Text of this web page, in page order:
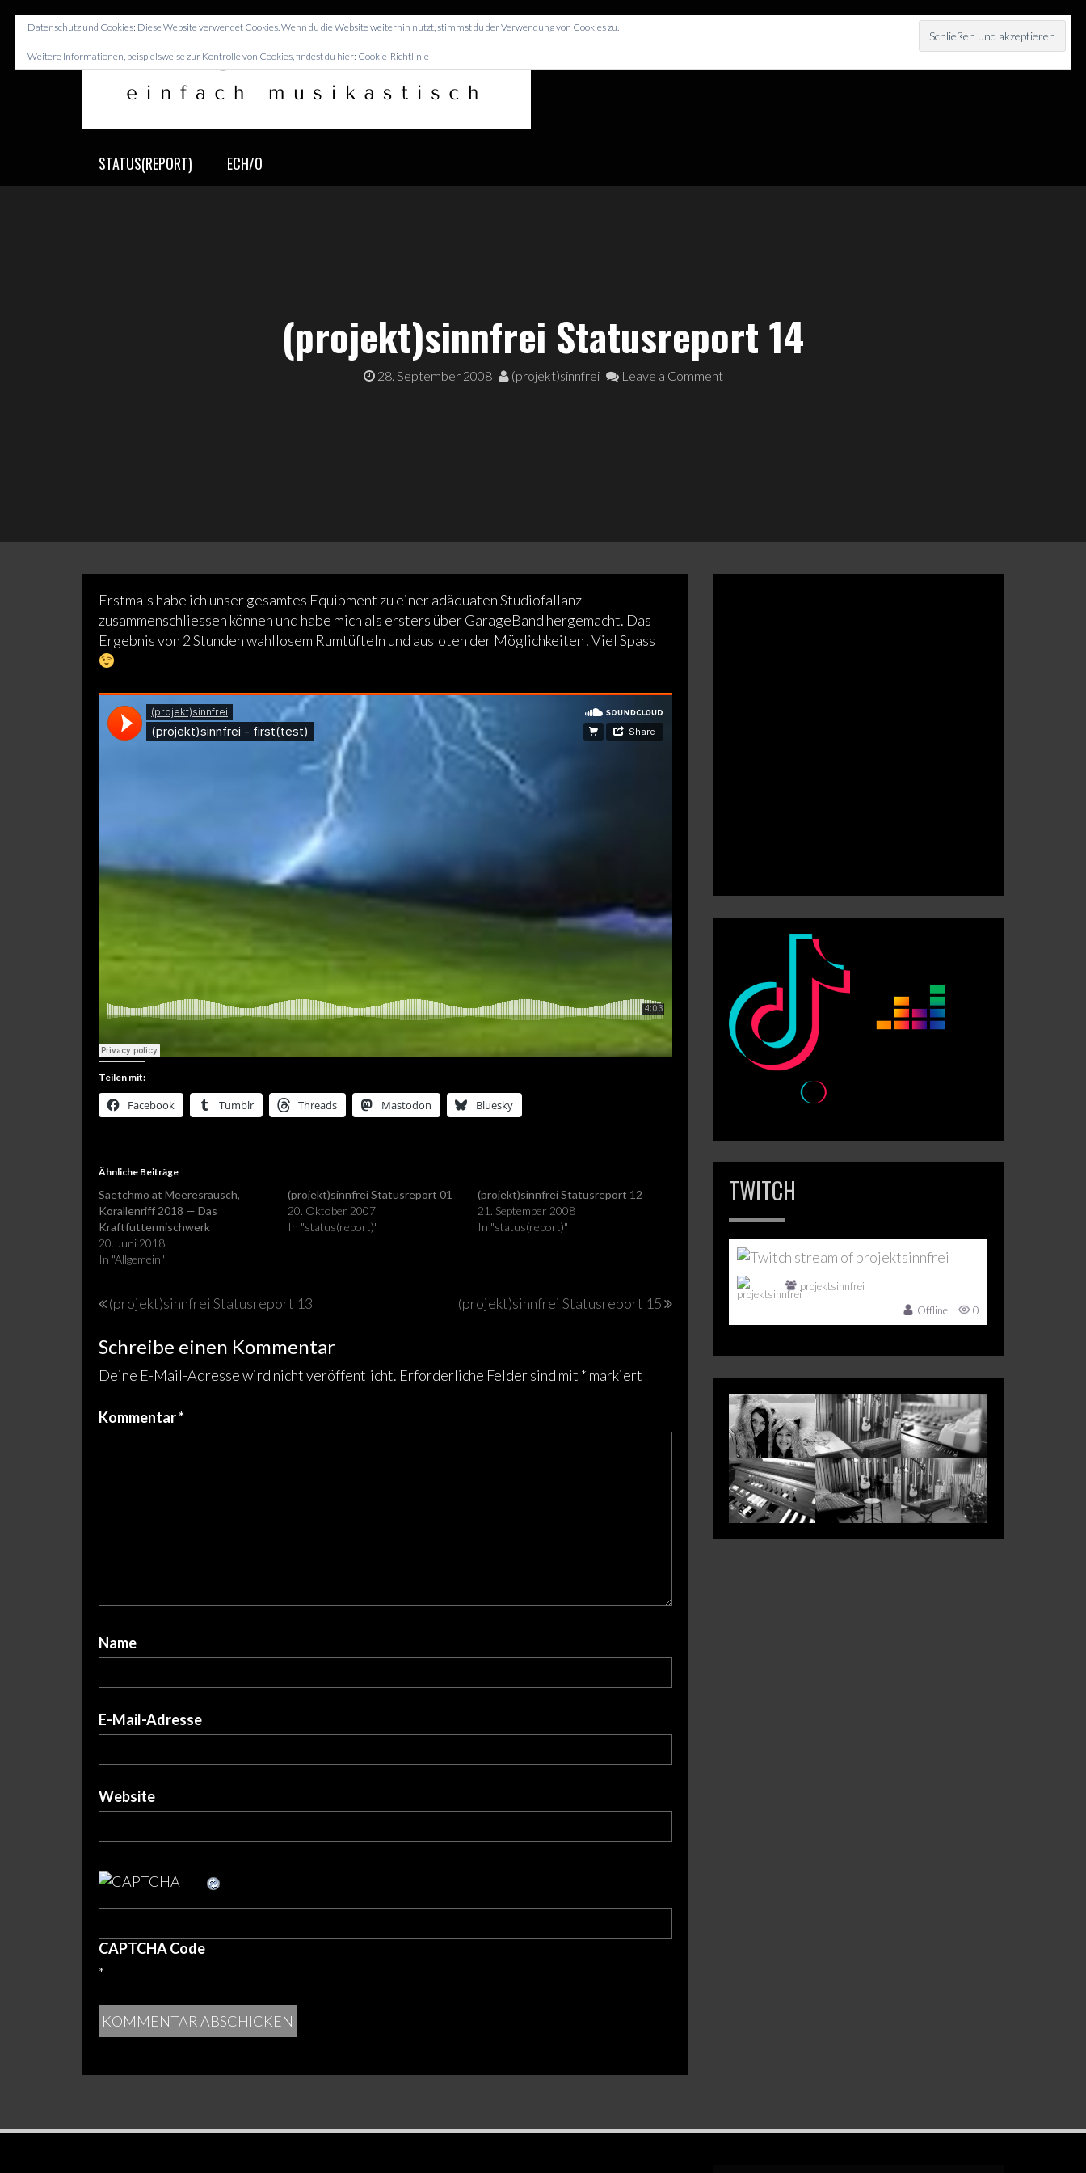
content
(PROJEKT)SINNFREI
einfach musikastisch
STATUS(REPORT) ECH/O
(projekt)sinnfrei Statusreport 14
28. September 2008 (projekt)sinnfrei Leave a Comment
Erstmals habe ich unser gesamtes Equipment zu einer adäquaten Studiofallanz
zusammenschliessen können und habe mich als ersters über GarageBand hergemacht. Das
Ergebnis von 2 Stunden wahllosem Rumtüfteln und ausloten der Möglichkeiten! Viel Spass
Teilen mit:
Facebook Tumblr Threads Mastodon Bluesky
Ähnliche Beiträge
Saetchmo at Meeresrausch,
Korallenriff 2018 — Das
Kraftfuttermischwerk
20. Juni 2018
In "Allgemein"
(projekt)sinnfrei Statusreport 01
20. Oktober 2007
In "status(report)"
(projekt)sinnfrei Statusreport 12
21. September 2008
In "status(report)"
Beitragsnavigation
(projekt)sinnfrei Statusreport 13 (projekt)sinnfrei Statusreport 15
Schreibe einen Kommentar
Deine E-Mail-Adresse wird nicht veröffentlicht. Erforderliche Felder sind mit * markiert
Kommentar*
Name
E-Mail-Adresse
Website
CAPTCHA Code
*
TWITCH
projektsinnfrei
Offline
0
Datenschutz und Cookies: Diese Website verwendet Cookies. Wenn du die Website weiterhin nutzt, stimmst du der Verwendung von Cookies zu.
Weitere Informationen, beispielsweise zur Kontrolle von Cookies, findest du hier: Cookie-Richtlinie